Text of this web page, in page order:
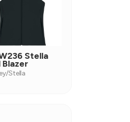
Stella
Blazer
Stella